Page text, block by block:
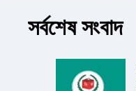
সর্বশেষ সংবাদ